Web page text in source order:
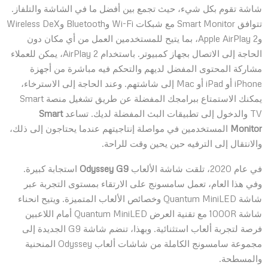
شاشة تقوم بكل شيء، حيث تجمع بين أفضل ما في الشاشة والتلفاز.
تتوافق Smart Monitor مع شبكات Wi-Fi وBluetooth وWireless DeX
وApple AirPlay 2، بما يتيح للمستخدمين العمل من أي مكان دون
الحاجة إلى الاتصال بجهاز كمبيوتر. باستخدام AirPlay 2، يمكن للعملاء
مشاركة المحتوى المفضل لديهم والتحكم فيه مباشرة من أجهزة
iPhone أو iPad أو Mac إلى شاشتهم. وعند الحاجة إلى الاسترخاء،
يمكنك الاستمتاع ببرامجك المفضلة عن طريق تشغيل منصة Smart
TV والدخول إلى تطبيقات البث المفضلة لديك. تساعد
Smart
Monitor المستخدمين في مواصلة إنتاجيتهم عندما يحتاجون إلى ذلك،
والانتقال إلى الترفيه حين يحين وقت للراحة.
في عام 2020، تلقت شاشة الألعاب Odyssey G9 استجابة كبيرة.
وفي هذا العام، تعمل سامسونج على الارتقاء بمستوى التجربة عبر
شاشة Quantum MiniLED وخصائص الألعاب المتميزة. ويتيح انحناء
شاشة 1000R مع تقنية العرض Quantum MiniLED أمام اللاعبين
فرصة لتجربة ألعاب استثنائية. وبهذا، تنضم شاشة G9 الجديدة إلى
مجموعة سامسونج الكاملة من شاشات ألعاب Odyssey المنحنية
والمسطحة.